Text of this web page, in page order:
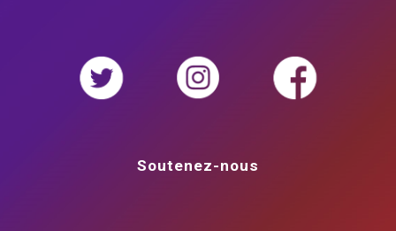
Soutenez-nous